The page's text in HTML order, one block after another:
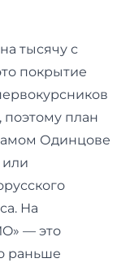
тысячу с
покрытие
поэтому план
Одинцове
или
На
— это
раньше